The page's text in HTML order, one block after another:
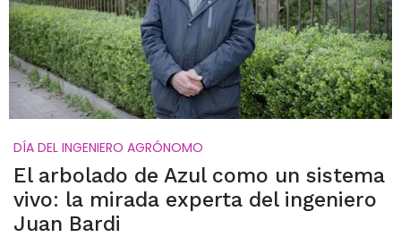
DÍA DEL INGENIERO AGRÓNOMO
El arbolado de Azul como un sistema
vivo: la mirada experta del ingeniero
Juan Bardi